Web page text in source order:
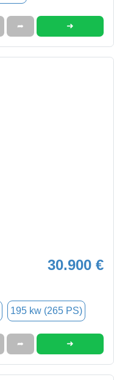
➦ ➜
30.900 €
195 kw (265 PS)
➦ ➜